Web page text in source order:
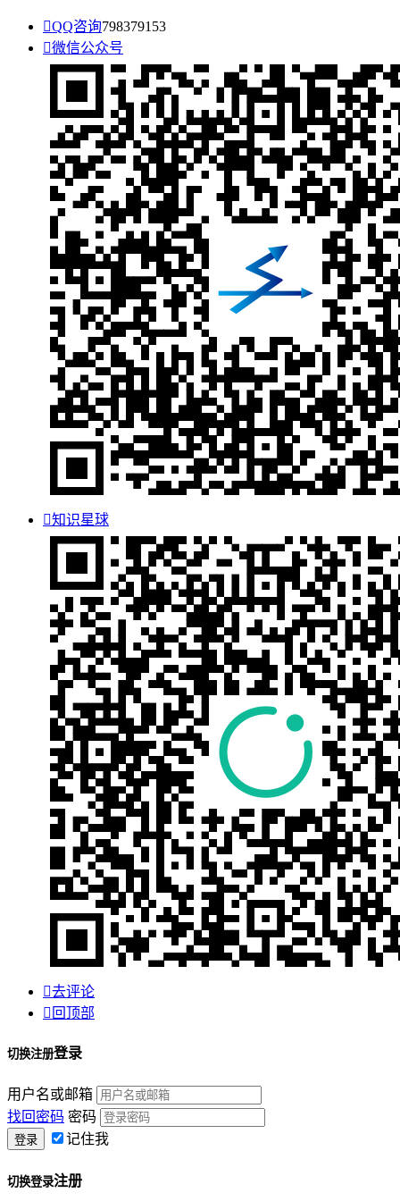
QQ咨询798379153
微信公众号
知识星球
去评论
 回顶部
切换注册登录
用户名或邮箱
找回密码 密码
记住我
切换登录注册